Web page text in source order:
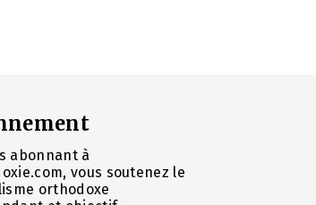
abonnant à
vous soutenez le
orthodoxe